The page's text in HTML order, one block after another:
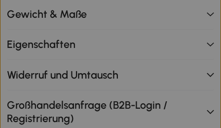
Gewicht & Maße
Eigenschaften
Widerruf und Umtausch
Großhandelsanfrage (B2B-Login /
Registrierung)